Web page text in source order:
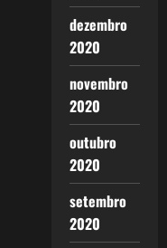
dezembro
2020
novembro
2020
outubro
2020
setembro
2020